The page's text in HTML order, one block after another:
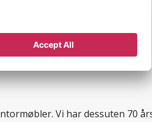
Vi har dessuten 70